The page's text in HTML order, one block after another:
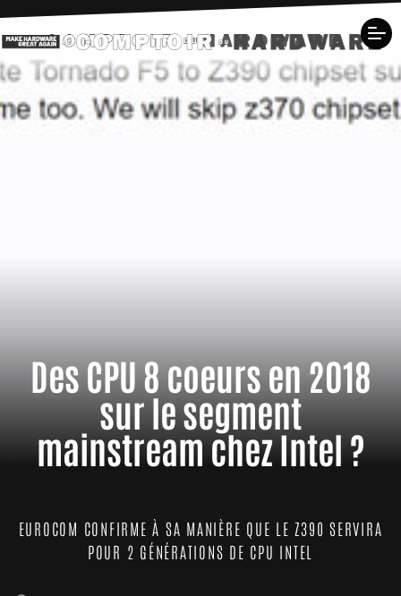
Des CPU 8 coeurs en 2018
sur le segment
mainstream chez Intel ?
EUROCOM CONFIRME À SA MANIÈRE QUE LE Z390 SERVIRA
POUR 2 GÉNÉRATIONS DE CPU INTEL